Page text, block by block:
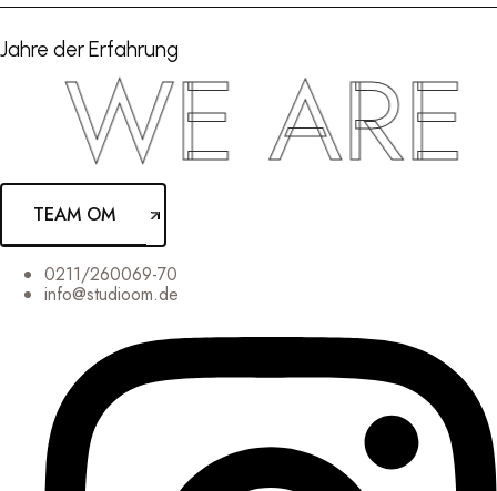
Jahre der Erfahrung
WE ARE
TEAM OM
0211/260069-70
info@studioom.de